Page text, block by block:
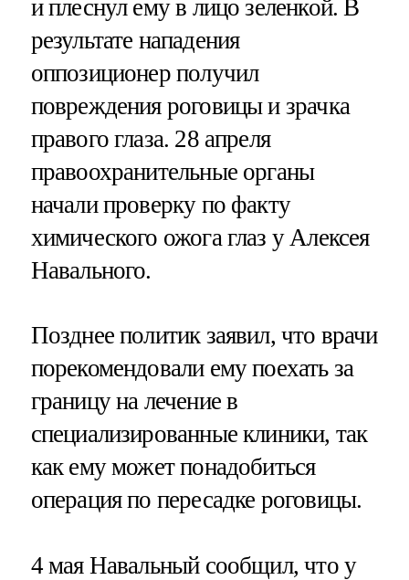
и плеснул ему в лицо зеленкой. В
результате нападения
оппозиционер получил
повреждения роговицы и зрачка
правого глаза. 28 апреля
правоохранительные органы
начали проверку по факту
химического ожога глаз у Алексея
Навального.
Позднее политик заявил, что врачи
порекомендовали ему поехать за
границу на лечение в
специализированные клиники, так
как ему может понадобиться
операция по пересадке роговицы.
4 мая Навальный сообщил, что у